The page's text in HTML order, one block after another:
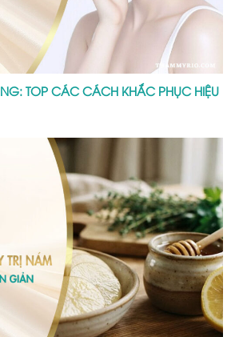
TOP CÁC CÁCH KHẮC PHỤC HIỆU